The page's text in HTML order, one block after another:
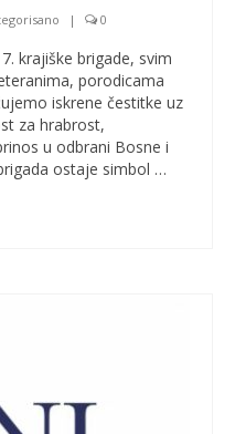
| 0
krajiške brigade, svim
porodicama
iskrene čestitke uz
za hrabrost,
u odbrani Bosne i
ostaje simbol …